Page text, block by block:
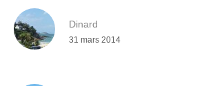
Dinard
31 mars 2014